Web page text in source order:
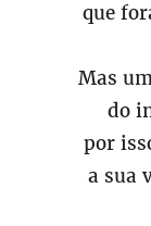
que
Mas
do
por
a sua